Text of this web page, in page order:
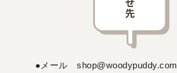
●メール shop@woodypuddy.com